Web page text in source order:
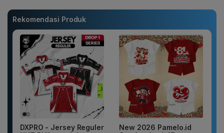
Rekomendasi Produk
DXPRO - Jersey Reguler
New 2026 Pamelo.id